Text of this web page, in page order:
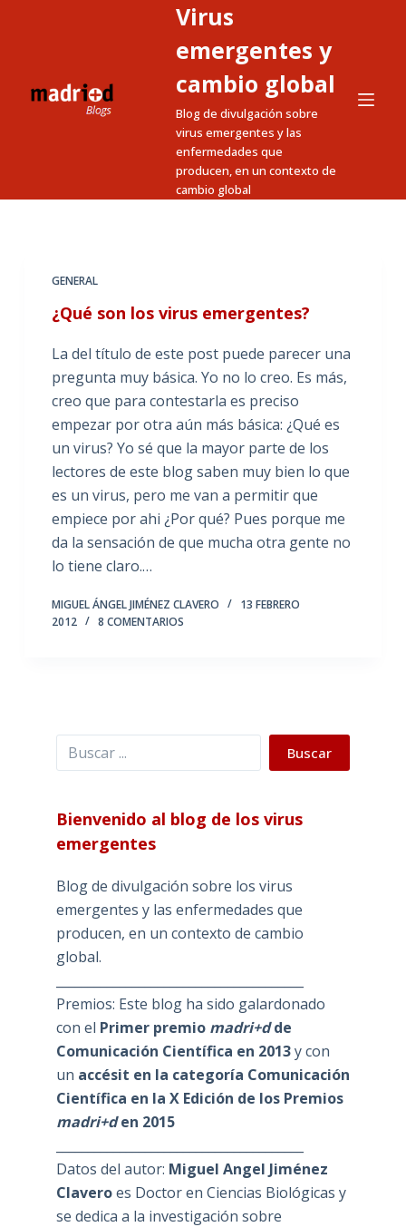
Virus
emergentes y
cambio global
Blog de divulgación sobre
virus emergentes y las
enfermedades que
producen, en un contexto de
cambio global
GENERAL
¿Qué son los virus emergentes?
La del título de este post puede parecer una
pregunta muy básica. Yo no lo creo. Es más,
creo que para contestarla es preciso
empezar por otra aún más básica: ¿Qué es
un virus? Yo sé que la mayor parte de los
lectores de este blog saben muy bien lo que
es un virus, pero me van a permitir que
empiece por ahi ¿Por qué? Pues porque me
da la sensación de que mucha otra gente no
lo tiene claro.…
MIGUEL ÁNGEL JIMÉNEZ CLAVERO
13 FEBRERO
2012
8 COMENTARIOS
Buscar Buscar
Bienvenido al blog de los virus
emergentes
Blog de divulgación sobre los virus
emergentes y las enfermedades que
producen, en un contexto de cambio
global.
Premios: Este blog ha sido galardonado
con el Primer premio madri+dde
Comunicación Científica en 2013y con
un accésit en la categoría Comunicación
Científica en la X Edición de los Premios
madri+den 2015
Datos del autor: Miguel Angel Jiménez
Claveroes Doctor en Ciencias Biológicas y
se dedica a la investigación sobre